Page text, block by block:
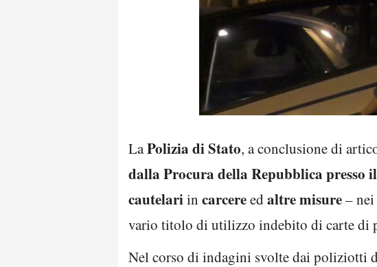
LaPolizia di Stato, a conclusione di
dalla Procura della Repubblica presso
cautelariin carcereed altremisure–
vario titolo di utilizzo indebito di carte di
Nel corso di indagini svolte dai poliziotti